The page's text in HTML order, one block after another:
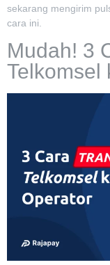
sekarang mengirim
cara ini.
Mudah! 3
Telkomsel